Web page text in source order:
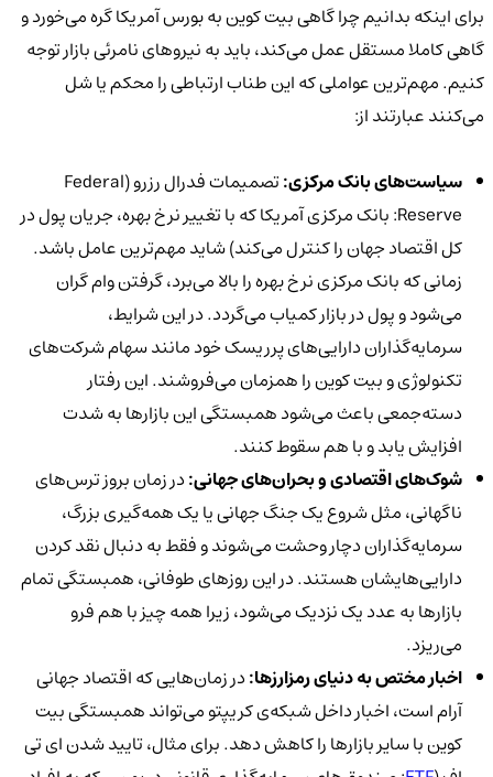
برای اینکه بدانیم چرا گاهی بیت کوین به بورس آمریکا گره می‌خورد و
گاهی کاملا مستقل عمل می‌کند، باید به نیروهای نامرئی بازار توجه
کنیم. مهم‌ترین عواملی که این طناب ارتباطی را محکم یا شل
می‌کنند عبارتند از:
سیاست‌های بانک مرکزی:
تصمیمات فدرال رزرو (Federal
Reserve: بانک مرکزی آمریکا که با تغییر نرخ بهره، جریان پول در
کل اقتصاد جهان را کنترل می‌کند) شاید مهم‌ترین عامل باشد.
زمانی که بانک مرکزی نرخ بهره را بالا می‌برد، گرفتن وام گران
می‌شود و پول در بازار کمیاب می‌گردد. در این شرایط،
سرمایه‌گذاران دارایی‌های پرریسک خود مانند سهام شرکت‌های
تکنولوژی و بیت کوین را همزمان می‌فروشند. این رفتار
دسته‌جمعی باعث می‌شود همبستگی این بازارها به شدت
افزایش یابد و با هم سقوط کنند.
شوک‌های اقتصادی و بحران‌های جهانی:در زمان بروز ترس‌های
ناگهانی، مثل شروع یک جنگ جهانی یا یک همه‌گیری بزرگ،
سرمایه‌گذاران دچار وحشت می‌شوند و فقط به دنبال نقد کردن
دارایی‌هایشان هستند. در این روزهای طوفانی، همبستگی تمام
بازارها به عدد یک نزدیک می‌شود، زیرا همه چیز با هم فرو
می‌ریزد.
اخبار مختص به دنیای رمزارزها:در زمان‌هایی که اقتصاد جهانی
آرام است، اخبار داخل شبکه‌ی کریپتو می‌تواند همبستگی بیت
کوین با سایر بازارها را کاهش دهد. برای مثال، تایید شدن ای تی